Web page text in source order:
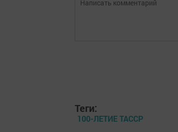
Теги:
100-ЛЕТИЕ ТАССР